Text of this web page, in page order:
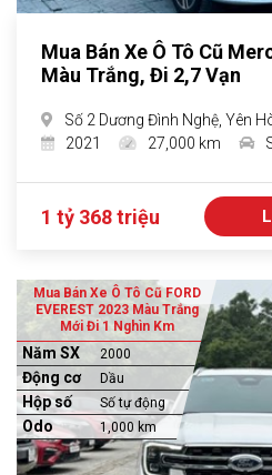
Mua Bán Xe Ô Tô Cũ
Màu Trắng, Đi 2,7 Vạn
Số 2 Dương Đình Nghệ, Yên
2021
27,000 km
1 tỷ 368 triệu
Mua Bán Xe Ô Tô Cũ FORD
EVEREST 2023 Màu Trắng
Mới Đi 1 Nghìn Km
Năm SX 2000
Động cơ Dầu
Hộp số Số tự động
Odo 1,000 km